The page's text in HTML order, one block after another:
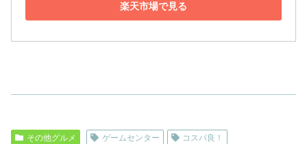
楽天市場で見る
その他グルメ ゲームセンター
コスパ良！